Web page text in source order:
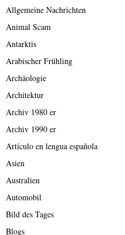
Allgemeine Nachrichten
Animal Scam
Antarktis
Arabischer Frühling
Archäologie
Architektur
Archiv 1980 er
Archiv 1990 er
Artículo en lengua española
Asien
Australien
Automobil
Bild des Tages
Blogs